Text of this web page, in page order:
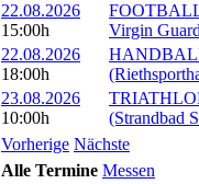
22.08.2026
15:00h
Virgin
22.08.2026
18:00h
23.08.2026
10:00h
(Strandbad
Vorherige Nächste
Alle Termine Messen